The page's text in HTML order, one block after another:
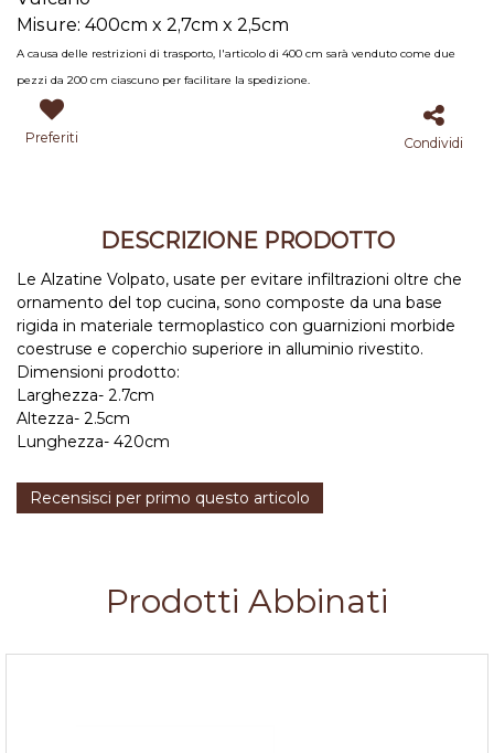
Misure: 400cm x 2,7cm x 2,5cm
A causa delle restrizioni di trasporto, l'articolo di 400 cm sarà venduto come due
pezzi da 200 cm ciascuno per facilitare la spedizione.
Preferiti Condividi
DESCRIZIONE PRODOTTO
Le Alzatine Volpato, usate per evitare infiltrazioni oltre che
ornamento del top cucina, sono composte da una base
rigida in materiale termoplastico con guarnizioni morbide
coestruse e coperchio superiore in alluminio rivestito.
Dimensioni prodotto:
Larghezza- 2.7cm
Altezza- 2.5cm
Lunghezza- 420cm
Recensisci per primo questo articolo
Prodotti Abbinati